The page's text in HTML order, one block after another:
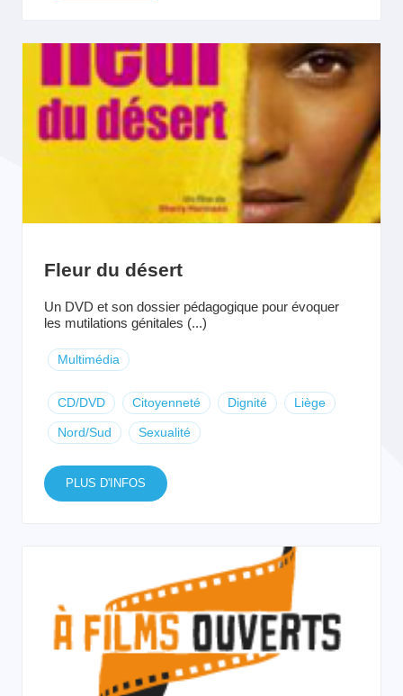
Fleur du désert
Un DVD et son dossier pédagogique pour évoquer
les mutilations génitales (...)
Multimédia
CD/DVD Citoyenneté Dignité Liège
Nord/Sud Sexualité
PLUS D'INFOS